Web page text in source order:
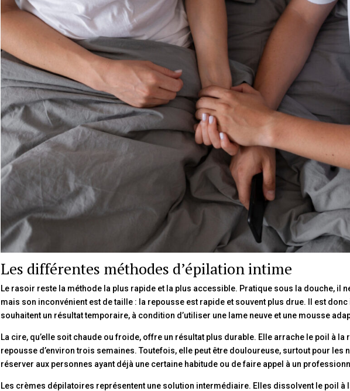
Les différentes méthodes d’épilation intime
Le rasoir reste la méthode la plus rapide et la plus accessible. Pratique sous la douche, il
mais son inconvénient est de taille : la repousse est rapide et souvent plus drue. Il est
souhaitent un résultat temporaire, à condition d’utiliser une lame neuve et une mousse
La cire, qu’elle soit chaude ou froide, offre un résultat plus durable. Elle arrache le poil à la
repousse d’environ trois semaines. Toutefois, elle peut être douloureuse, surtout pour les
réserver aux personnes ayant déjà une certaine habitude ou de faire appel à un
Les crèmes dépilatoires représentent une solution intermédiaire. Elles dissolvent le poil à